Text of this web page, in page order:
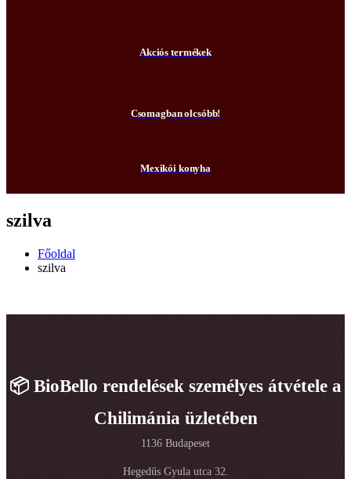
Akciós termékek
Csomagban olcsóbb!
Mexikói konyha
szilva
Főoldal
szilva
📦 BioBello rendelések személyes átvétele a
Chilimánia üzletében
1136 Budapeset
Hegedűs Gyula utca 32.